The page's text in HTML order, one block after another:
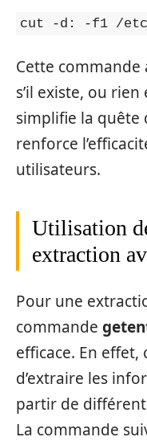
cut -d: -f1 /
Cette commande
s’il existe, ou
simplifie la quête
renforce
utilisateurs.
Utilisation
extraction
Pour une
commande
efficace. En
d’extraire les
partir de
La commande